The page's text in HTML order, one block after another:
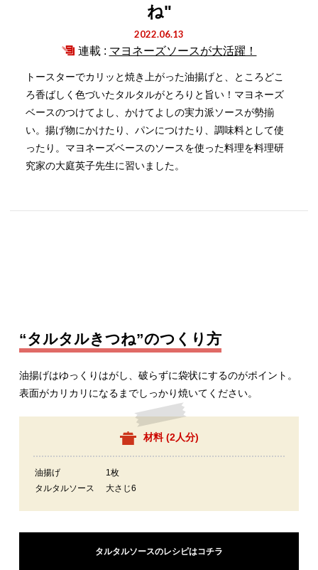
ね"
2022.06.13
連載 : マヨネーズソースが大活躍！
トースターでカリッと焼き上がった油揚げと、ところどこ
ろ香ばしく色づいたタルタルがとろりと旨い！マヨネーズ
ベースのつけてよし、かけてよしの実力派ソースが勢揃
い。揚げ物にかけたり、パンにつけたり、調味料として使
ったり。マヨネーズベースのソースを使った料理を料理研
究家の大庭英子先生に習いました。
“タルタルきつね”のつくり方
油揚げはゆっくりはがし、破らずに袋状にするのがポイント。
表面がカリカリになるまでしっかり焼いてください。
材料 (2人分)
油揚げ
1枚
タルタルソース
大さじ6
タルタルソースのレシピはコチラ